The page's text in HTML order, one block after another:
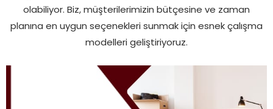
olabiliyor. Biz, müşterilerimizin bütçesine ve zaman
planına en uygun seçenekleri sunmak için esnek çalışma
modelleri geliştiriyoruz.